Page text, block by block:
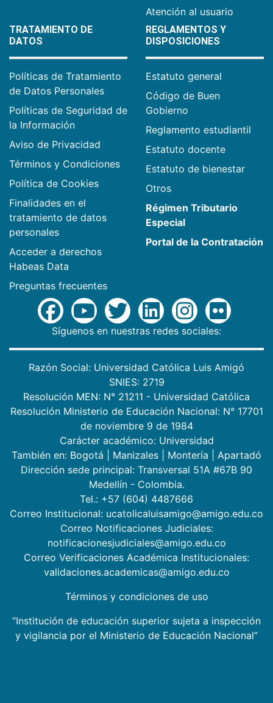
Atención al usuario
TRATAMIENTO DE
DATOS
Políticas de Tratamiento
de Datos Personales
Políticas de Seguridad de
la Información
Aviso de Privacidad
Términos y Condiciones
Política de Cookies
Finalidades en el
tratamiento de datos
personales
Acceder a derechos
Habeas Data
Preguntas frecuentes
REGLAMENTOS Y
DISPOSICIONES
Estatuto general
Código de Buen
Gobierno
Reglamento estudiantil
Estatuto docente
Estatuto de bienestar
Otros
Régimen Tributario
Especial
Portal de la Contratación
Síguenos en nuestras redes sociales:
Razón Social: Universidad Católica Luis Amigó
SNIES: 2719
Resolución MEN: N° 21211 - Universidad Católica
Resolución Ministerio de Educación Nacional: N° 17701
de noviembre 9 de 1984
Carácter académico: Universidad
También en: Bogotá Manizales Montería
Apartadó
Dirección sede principal: Transversal 51A #67B 90
Medellín - Colombia.
Tel.: +57 (604) 4487666
Correo Institucional: ucatolicaluisamigo@amigo.edu.co
Correo Notificaciones Judiciales:
notificacionesjudiciales@amigo.edu.co
Correo Verificaciones Académica Institucionales:
validaciones.academicas@amigo.edu.co
Términos y condiciones de uso
“Institución de educación superior sujeta a inspección
y vigilancia por el Ministerio de Educación Nacional”